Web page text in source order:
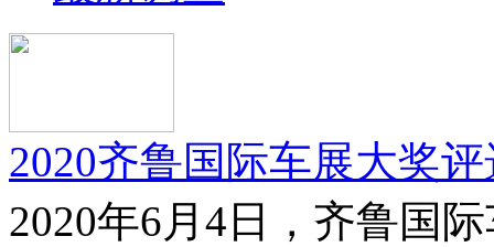
2020齐鲁国际车展大奖
2020年6月4日，齐鲁国